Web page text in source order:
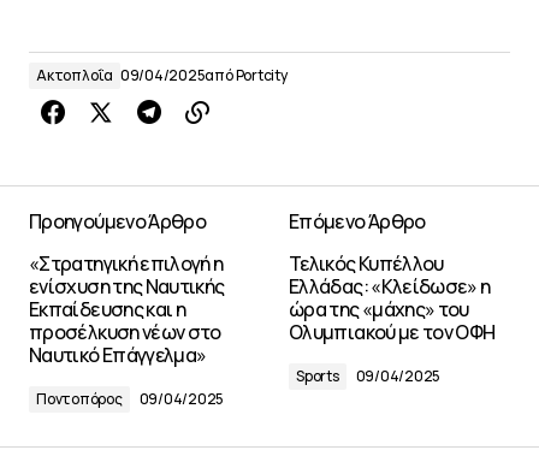
Ακτοπλοΐα 09/04/2025απόPortcity
Προηγούμενο Άρθρο
«Στρατηγική επιλογή η
ενίσχυση της Ναυτικής
Εκπαίδευσης και η
προσέλκυση νέων στο
Ναυτικό Επάγγελμα»
Ποντοπόρος 09/04/2025
Επόμενο Άρθρο
Τελικός Κυπέλλου
Ελλάδας: «Κλείδωσε» η
ώρα της «μάχης» του
Ολυμπιακού με τον ΟΦΗ
Sports 09/04/2025